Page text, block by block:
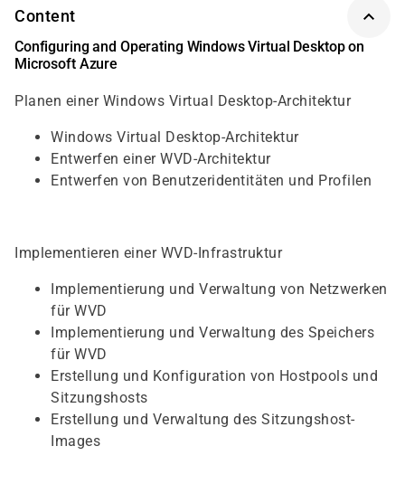
Content
Configuring and Operating Windows Virtual Desktop on
Microsoft Azure
Planen einer Windows Virtual Desktop-Architektur
Windows Virtual Desktop-Architektur
Entwerfen einer WVD-Architektur
Entwerfen von Benutzeridentitäten und Profilen
Implementieren einer WVD-Infrastruktur
Implementierung und Verwaltung von Netzwerken
für WVD
Implementierung und Verwaltung des Speichers
für WVD
Erstellung und Konfiguration von Hostpools und
Sitzungshosts
Erstellung und Verwaltung des Sitzungshost-
Images